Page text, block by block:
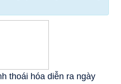
thoái hóa diễn ra ngày